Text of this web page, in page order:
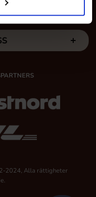
2024, Alla rättigheter